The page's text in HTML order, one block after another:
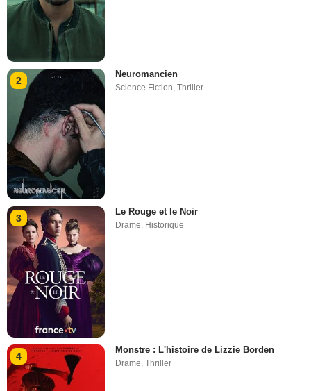
2
Neuromancien
Science Fiction,Thriller
3
Le Rouge et le Noir
Drame, Historique
4
Monstre : L'histoire de Lizzie Borden
Drame ,Thriller